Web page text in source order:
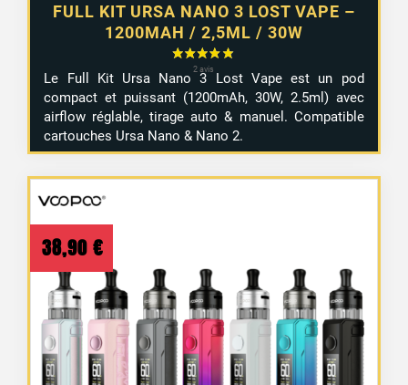
FULL KIT URSA NANO 3 LOST VAPE –
1200MAH / 2,5ML / 30W
Le Full Kit Ursa Nano 3 Lost Vape est un pod
compact et puissant (1200mAh, 30W, 2.5ml) avec
airflow réglable, tirage auto & manuel. Compatible
cartouches Ursa Nano & Nano 2.
38,90 €